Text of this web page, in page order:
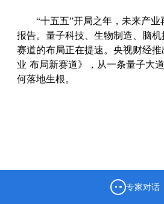
“十五五”开局之年，未来产
报告。量子科技、生物制造、脑
赛道的布局正在提速。央视财经
业 布局新赛道》，从一条量子大
何落地生根。
专家对话